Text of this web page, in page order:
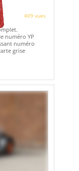
409 vues
numéro YP
numéro
grise